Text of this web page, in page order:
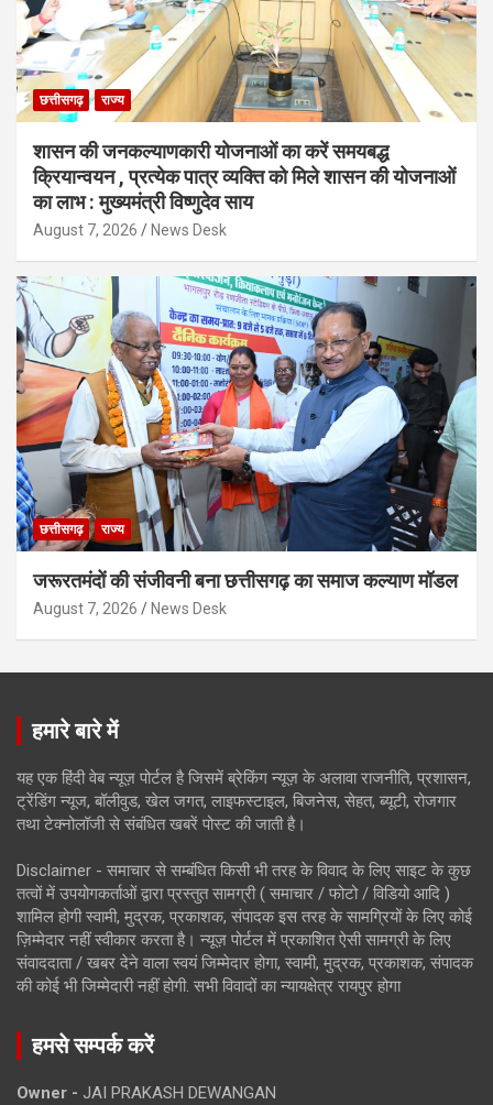
छत्तीसगढ़ राज्य
शासन की जनकल्याणकारी योजनाओं का करें समयबद्ध
क्रियान्वयन , प्रत्येक पात्र व्यक्ति को मिले शासन की योजनाओं
का लाभ : मुख्यमंत्री विष्णुदेव साय
August 7, 2026 News Desk
छत्तीसगढ़ राज्य
जरूरतमंदों की संजीवनी बना छत्तीसगढ़ का समाज कल्याण मॉडल
August 7, 2026 News Desk
हमारे बारे में
यह एक हिंदी वेब न्यूज़ पोर्टल है जिसमें ब्रेकिंग न्यूज़ के अलावा राजनीति, प्रशासन,
ट्रेंडिंग न्यूज, बॉलीवुड, खेल जगत, लाइफस्टाइल, बिजनेस, सेहत, ब्यूटी, रोजगार
तथा टेक्नोलॉजी से संबंधित खबरें पोस्ट की जाती है।
Disclaimer - समाचार से सम्बंधित किसी भी तरह के विवाद के लिए साइट के कुछ
तत्वों में उपयोगकर्ताओं द्वारा प्रस्तुत सामग्री ( समाचार / फोटो / विडियो आदि )
शामिल होगी स्वामी, मुद्रक, प्रकाशक, संपादक इस तरह के सामग्रियों के लिए कोई
ज़िम्मेदार नहीं स्वीकार करता है। न्यूज़ पोर्टल में प्रकाशित ऐसी सामग्री के लिए
संवाददाता / खबर देने वाला स्वयं जिम्मेदार होगा, स्वामी, मुद्रक, प्रकाशक, संपादक
की कोई भी जिम्मेदारी नहीं होगी. सभी विवादों का न्यायक्षेत्र रायपुर होगा
हमसे सम्पर्क करें
Owner - JAI PRAKASH DEWANGAN